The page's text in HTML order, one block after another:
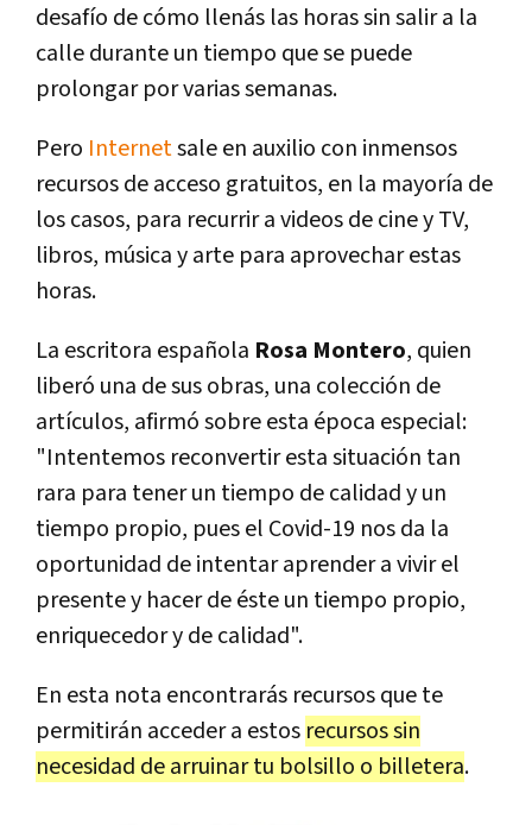
desafío de cómo llenás las horas sin salir a la
calle durante un tiempo que se puede
prolongar por varias semanas.
Pero Internetsale en auxilio con inmensos
recursos de acceso gratuitos, en la mayoría de
los casos, para recurrir a videos de cine y TV,
libros, música y arte para aprovechar estas
horas.
La escritora española Rosa Montero, quien
liberó una de sus obras, una colección de
artículos, afirmó sobre esta época especial:
"Intentemos reconvertir esta situación tan
rara para tener un tiempo de calidad y un
tiempo propio, pues el Covid-19 nos da la
oportunidad de intentar aprender a vivir el
presente y hacer de éste un tiempo propio,
enriquecedor y de calidad".
En esta nota encontrarás recursos que te
permitirán acceder a estos recursos sin
necesidad de arruinar tu bolsillo o billetera.